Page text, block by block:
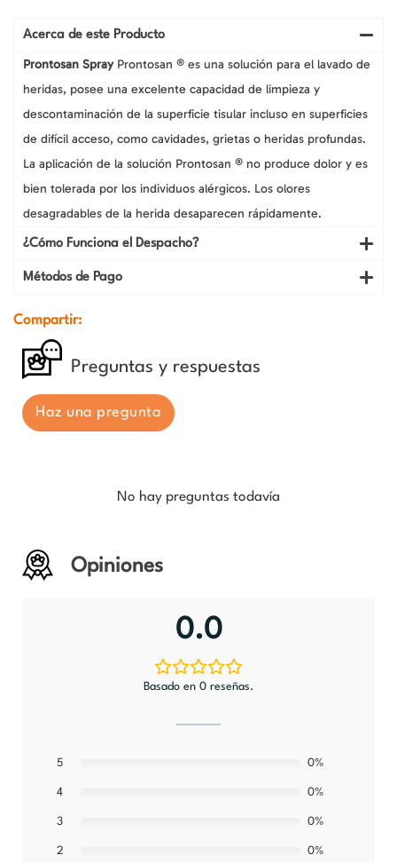
Acerca de este Producto
Prontosan SprayProntosan ® es una solución para el lavado de
heridas, posee una excelente capacidad de limpieza y
descontaminación de la superficie tisular incluso en superficies
de difícil acceso, como cavidades, grietas o heridas profundas.
La aplicación de la solución Prontosan ® no produce dolor y es
bien tolerada por los individuos alérgicos. Los olores
desagradables de la herida desaparecen rápidamente.
¿Cómo Funciona el Despacho?
Métodos de Pago
Compartir:
Preguntas y respuestas
Haz una pregunta
No hay preguntas todavía
Opiniones
0.0
Basado en 0 reseñas.
5 0%
4 0%
3 0%
2 0%